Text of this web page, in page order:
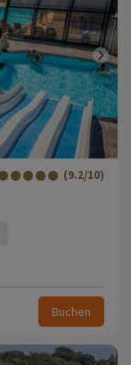
(9.2/10)
Buchen